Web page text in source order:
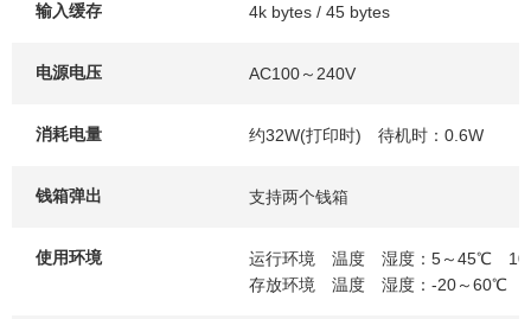
输入缓存 4k bytes / 45 bytes
电源电压 AC100～240V
消耗电量 约32W(打印时) 待机时：0.6W
钱箱弹出 支持两个钱箱
使用环境
运行环境 温度 湿度：5～45℃ 10
存放环境 温度 湿度：-20～60℃